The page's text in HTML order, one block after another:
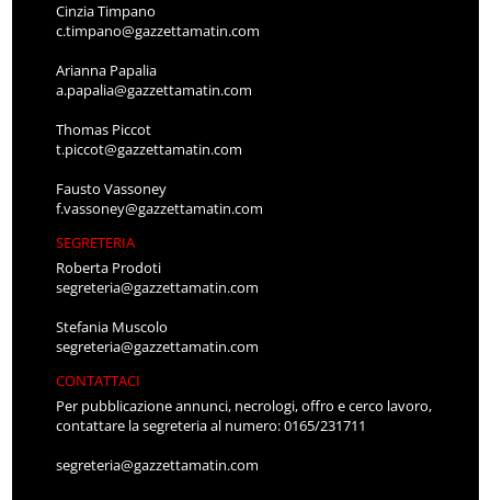
Cinzia Timpano
c.timpano@gazzettamatin.com
Arianna Papalia
a.papalia@gazzettamatin.com
Thomas Piccot
t.piccot@gazzettamatin.com
Fausto Vassoney
f.vassoney@gazzettamatin.com
SEGRETERIA
Roberta Prodoti
segreteria@gazzettamatin.com
Stefania Muscolo
segreteria@gazzettamatin.com
CONTATTACI
Per pubblicazione annunci, necrologi, offro e cerco lavoro,
contattare la segreteria al numero: 0165/231711
segreteria@gazzettamatin.com